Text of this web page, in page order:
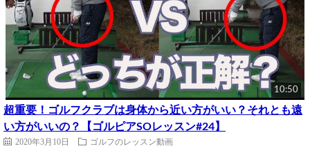
10:50
超重要！ゴルフクラブは身体から近い方がいい？それとも遠
い方がいいの？【ゴルピアSOレッスン#24】
2020年3月10日 ゴルフのレッスン動画